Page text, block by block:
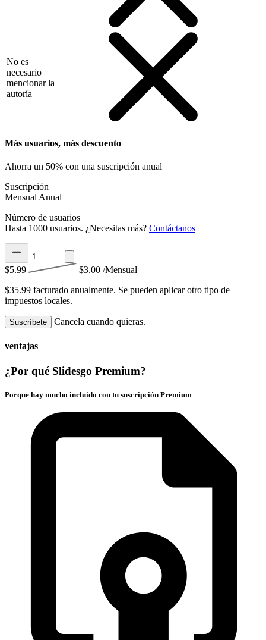
No es
necesario
mencionar la
autoría
Más usuarios, más descuento
Ahorra un 50% con una suscripción anual
Suscripción
Mensual Anual
Número de usuarios
Hasta 1000 usuarios. ¿Necesitas más? Contáctanos
$5.99 $3.00 /Mensual
$35.99 facturado anualmente. Se pueden aplicar otro tipo de
impuestos locales.
Suscríbete Cancela cuando quieras.
ventajas
¿Por qué Slidesgo Premium?
Porque hay mucho incluido con tu suscripción Premium